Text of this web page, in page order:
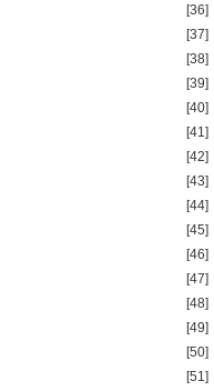
[36]
[37]
[38]
[39]
[40]
[41]
[42]
[43]
[44]
[45]
[46]
[47]
[48]
[49]
[50]
[51]